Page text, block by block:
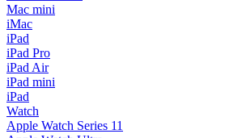
Mac mini
iMac
iPad
iPad Pro
iPad Air
iPad mini
iPad
Watch
Apple Watch Series 11